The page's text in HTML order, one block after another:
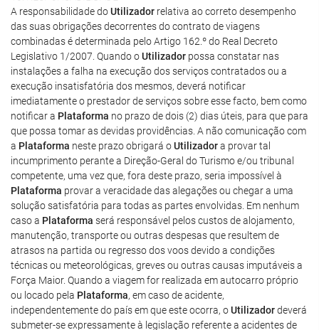
A responsabilidade doUtilizador relativa ao correto desempenho
das suas obrigações decorrentes do contrato de viagens
combinadas é determinada pelo Artigo 162.º do Real Decreto
Legislativo 1/2007. Quando oUtilizador possa constatar nas
instalações a falha na execução dos serviços contratados ou a
execução insatisfatória dos mesmos, deverá notificar
imediatamente o prestador de serviços sobre esse facto, bem como
notificar a Plataforma no prazo de dois (2) dias úteis, para que para
que possa tomar as devidas providências. A não comunicação com
a Plataforma neste prazo obrigará oUtilizadora provar tal
incumprimento perante a Direção-Geral do Turismo e/ou tribunal
competente, uma vez que, fora deste prazo, seria impossível à
Plataforma provar a veracidade das alegações ou chegar a uma
solução satisfatória para todas as partes envolvidas. Em nenhum
caso a Plataforma será responsável pelos custos de alojamento,
manutenção, transporte ou outras despesas que resultem de
atrasos na partida ou regresso dos voos devido a condições
técnicas ou meteorológicas, greves ou outras causas imputáveis a
Força Maior. Quando a viagem for realizada em autocarro próprio
ou locado pela Plataforma, em caso de acidente,
independentemente do país em que este ocorra, oUtilizadordeverá
submeter-se expressamente à legislação referente a acidentes de